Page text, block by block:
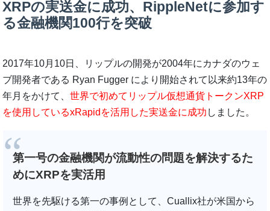
XRPの実送金に成功、RippleNetに参加す
る金融機関100行を突破
2017年10月10日、リップルの開発が2004年にカナダのウェ
ブ開発者である Ryan Fugger により開始されて以来約13年の
年月をかけて、世界で初めてリップル仮想通貨トークンXRP
を使用しているxRapidを活用した実送金に成功 しました。
第一号の金融機関が流動性の問題を解決するた
めにXRPを実活用
世界を先駆ける第一の事例として、Cuallix社が米国から